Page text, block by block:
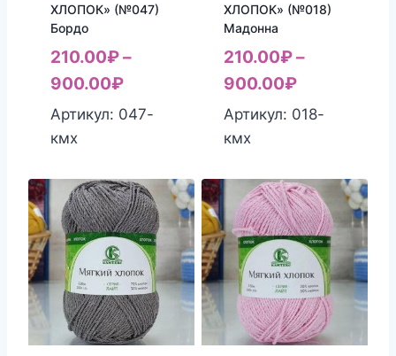
ХЛОПОК» (№047)
Бордо
210.00₽–
900.00₽
Артикул: 047-
кмх
ХЛОПОК» (№018)
Мадонна
210.00₽–
900.00₽
Артикул: 018-
кмх